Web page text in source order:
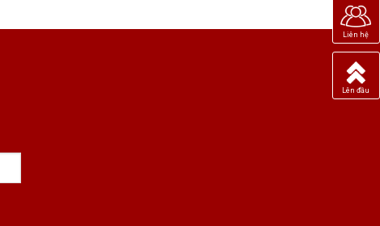
Liên hệ
Lên đầu